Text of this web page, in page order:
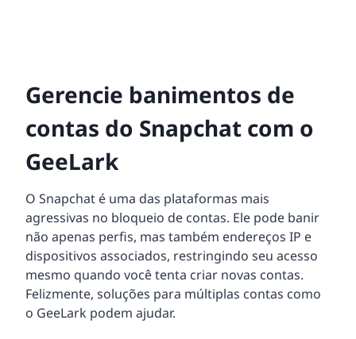
Gerencie banimentos de
contas do Snapchat com o
GeeLark
O Snapchat é uma das plataformas mais
agressivas no bloqueio de contas. Ele pode banir
não apenas perfis, mas também endereços IP e
dispositivos associados, restringindo seu acesso
mesmo quando você tenta criar novas contas.
Felizmente, soluções para múltiplas contas como
o GeeLark podem ajudar.